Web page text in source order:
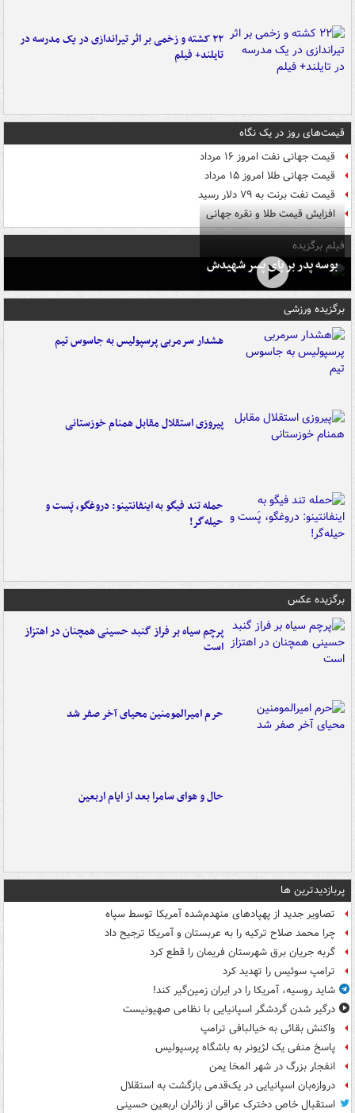
۲۲ کشته و زخمی بر اثر تیراندازی در یک مدرسه در
تایلند+ فیلم
قیمت‌های روز در یک نگاه
قیمت جهانی نفت امروز ۱۶ مرداد
قیمت جهانی طلا امروز ۱۵ مرداد
قیمت نفت برنت به ۷۹ دلار رسید
افزایش قیمت طلا و نقره جهانی
فیلم برگزیده
بوسه‌ پدر بر پای پسر شهیدش
برگزیده ورزشی
هشدار سرمربی پرسپولیس به جاسوس تیم
پیروزی استقلال مقابل همنام خوزستانی
حمله تند فیگو به اینفانتینو: دروغگو، پَست‌ و
حیله‌گر!
برگزیده عکس
پرچم سیاه بر فراز گنبد حسینی همچنان در اهتزاز
است
حرم امیرالمومنین محیای آخر صفر شد
حال و هوای سامرا بعد از ایام اربعین
پربازدیدترین ها
تصاویر جدید از پهپادهای منهدم‌شده آمریکا توسط سپاه
چرا محمد صلاح ترکیه را به عربستان و آمریکا ترجیح داد
گربه جریان برق شهرستان فریمان را قطع کرد
ترامپ سوئیس را تهدید کرد
شاید روسیه، آمریکا را در ایران زمین‌گیر کند!
درگیر شدن گردشگر اسپانیایی با نظامی صهیونیست
واکنش بقائی به خیالبافی ترامپ
پاسخ منفی یک لژیونر به باشگاه پرسپولیس
انفجار بزرگ در شهر المخا یمن
دروازه‌بان اسپانیایی در یک‌قدمی بازگشت به استقلال
استقبال خاص دخترک عراقی از زائران اربعین حسینی